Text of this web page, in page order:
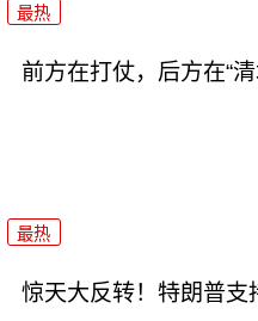
最热
前方在打仗，后方在“
最热
惊天大反转！特朗普支